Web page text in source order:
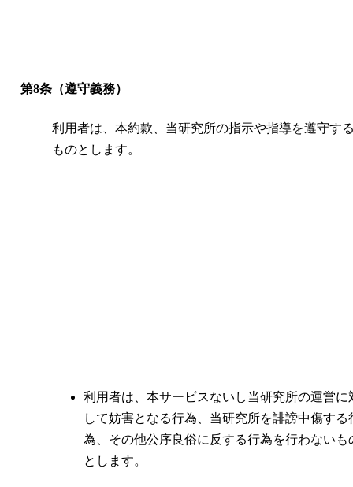
第8条（遵守義務）
利用者は、本約款、当研究所の指示や指導を遵守す
ものとします。
利用者は、本サービスないし当研究所の運営に
して妨害となる行為、当研究所を誹謗中傷する
為、その他公序良俗に反する行為を行わないも
とします。